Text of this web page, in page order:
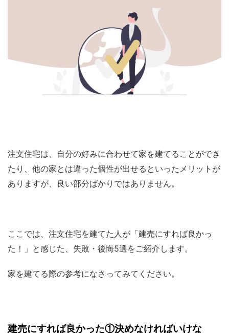
注文住宅は、自分の好みに合わせて家を建てることができ
たり、他の家とは違った個性が出せるといったメリットが
ありますが、良い部分ばかりではありません。
ここでは、注文住宅を建てた人が「建売にすれば良かっ
た！」と感じた、失敗・後悔5選をご紹介します。
家を建てる際の参考になさってみてください。
建売にすれば良かった①決めなければいけな